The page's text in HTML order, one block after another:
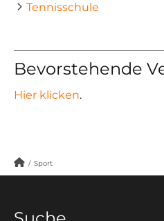
Tennisschule
Bevorstehende
Hier klicken.
/ Sport